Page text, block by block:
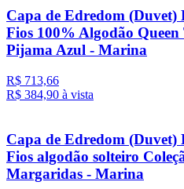
Capa de Edredom (Duvet)
Fios 100% Algodão
Pijama Azul - Marina
R$ 713,66
R$ 384,90 à vista
Capa de Edredom (Duvet)
Fios algodão solteiro
Margaridas - Marina